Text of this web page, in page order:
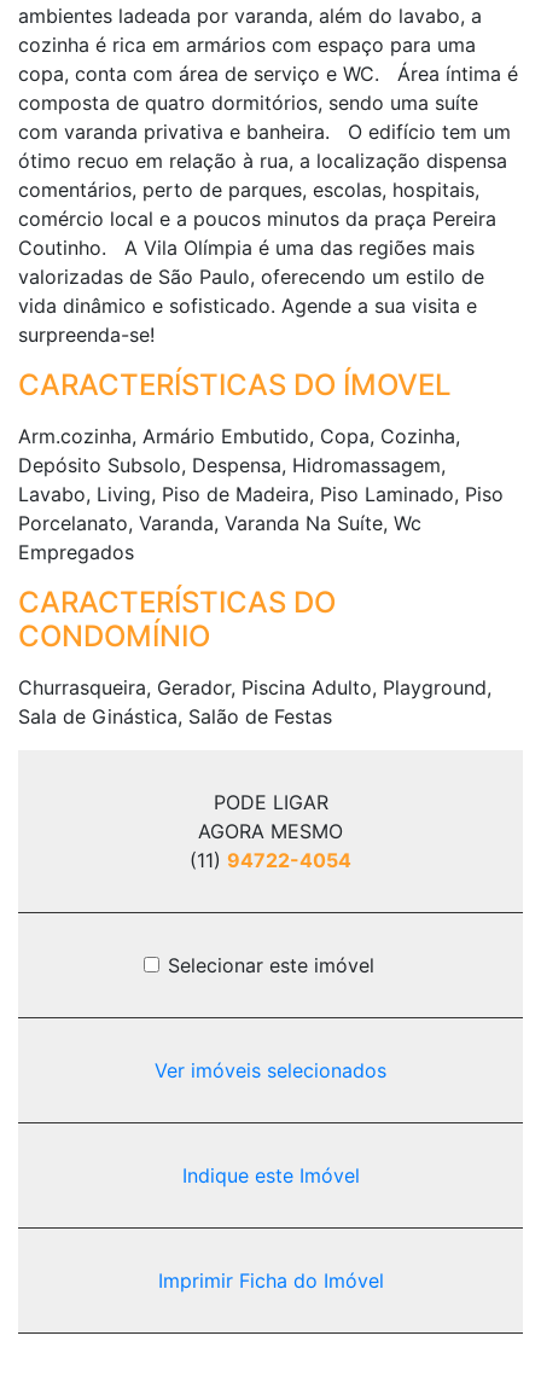
PODE LIGAR
AGORA MESMO
(11) 94722-4054
Selecionar este imóvel
Ver imóveis selecionados
Indique este Imóvel
Imprimir Ficha do Imóvel
ambientes ladeada por varanda, além do lavabo, a
cozinha é rica em armários com espaço para uma
copa, conta com área de serviço e WC. Área íntima é
composta de quatro dormitórios, sendo uma suíte
com varanda privativa e banheira. O edifício tem um
ótimo recuo em relação à rua, a localização dispensa
comentários, perto de parques, escolas, hospitais,
comércio local e a poucos minutos da praça Pereira
Coutinho. A Vila Olímpia é uma das regiões mais
valorizadas de São Paulo, oferecendo um estilo de
vida dinâmico e sofisticado. Agende a sua visita e
surpreenda-se!
CARACTERÍSTICAS DO ÍMOVEL
Arm.cozinha, Armário Embutido, Copa, Cozinha,
Depósito Subsolo, Despensa, Hidromassagem,
Lavabo, Living, Piso de Madeira, Piso Laminado, Piso
Porcelanato, Varanda, Varanda Na Suíte, Wc
Empregados
CARACTERÍSTICAS DO
CONDOMÍNIO
Churrasqueira, Gerador, Piscina Adulto, Playground,
Sala de Ginástica, Salão de Festas